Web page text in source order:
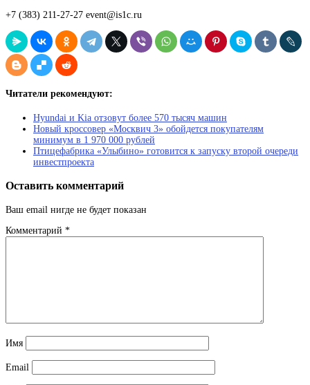
+7 (383) 211-27-27 event@is1c.ru
Читатели рекомендуют:
Hyundai и Kia отзовут более 570 тысяч машин
Новый кроссовер «Москвич 3» обойдется покупателям
минимум в 1 970 000 рублей
Птицефабрика «Улыбино» готовится к запуску второй очереди
инвестпроекта
Оставить комментарий
Ваш email нигде не будет показан
Комментарий *
Имя
Email